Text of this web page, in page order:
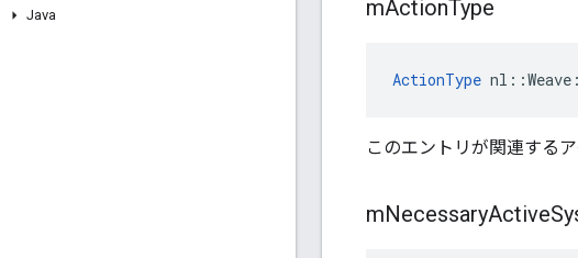
Java
mActionType
ActionType
このエントリが関連する
mNecessaryActive